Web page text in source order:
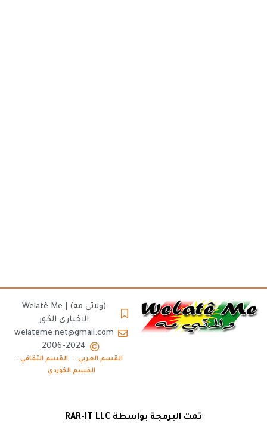
(ولاتي مه) | Welatê Me
الاخباري الكور
welateme.net@gmail.com
2006-2024
القسم العربي
القسم الثقافي
القسم الكوردي
تمت البرمجة بواسطة RAR-IT LLC